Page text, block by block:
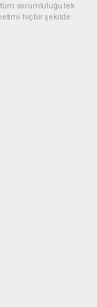
tüm sorumluluğu tek
hiçbir şekilde